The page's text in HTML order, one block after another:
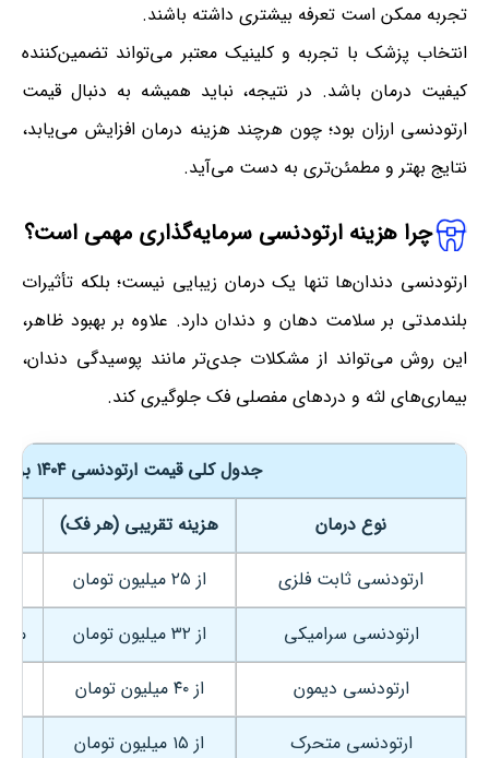
تجربه ممکن است تعرفه بیشتری داشته باشند.
انتخاب پزشک با تجربه و کلینیک معتبر می‌تواند تضمین‌کننده
کیفیت درمان باشد. در نتیجه، نباید همیشه به دنبال قیمت
ارتودنسی ارزان بود؛ چون هرچند هزینه درمان افزایش می‌یابد،
نتایج بهتر و مطمئن‌تری به دست می‌آید.
چرا هزینه ارتودنسی سرمایه‌گذاری مهمی است؟
ارتودنسی دندان‌ها تنها یک درمان زیبایی نیست؛ بلکه تأثیرات
بلندمدتی بر سلامت دهان و دندان دارد. علاوه بر بهبود ظاهر،
این روش می‌تواند از مشکلات جدی‌تر مانند پوسیدگی دندان،
بیماری‌های لثه و دردهای مفصلی فک جلوگیری کند.
جدول کلی قیمت ارتودنسی ۱۴۰۴ بر اساس روش درمانی
نوع درمان
هزینه تقریبی (هر فک)
ارتودنسی ثابت فلزی
از ۲۵ میلیون تومان
ارتودنسی سرامیکی
از ۳۲ میلیون تومان
ارتودنسی دیمون
از ۴۰ میلیون تومان
ارتودنسی متحرک
از ۱۵ میلیون تومان